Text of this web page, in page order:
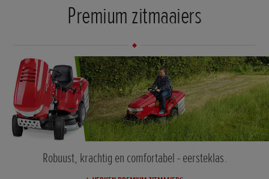
Premium zitmaaiers
Robuust, krachtig en comfortabel - eersteklas.